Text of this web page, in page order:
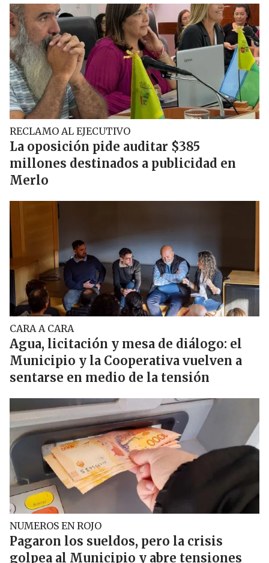
RECLAMO AL EJECUTIVO
La oposición pide auditar $385
millones destinados a publicidad en
Merlo
CARA A CARA
Agua, licitación y mesa de diálogo: el
Municipio y la Cooperativa vuelven a
sentarse en medio de la tensión
NUMEROS EN ROJO
Pagaron los sueldos, pero la crisis
golpea al Municipio y abre tensiones